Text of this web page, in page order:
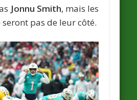
Jonnu Smith, mais les
pas de leur côté.